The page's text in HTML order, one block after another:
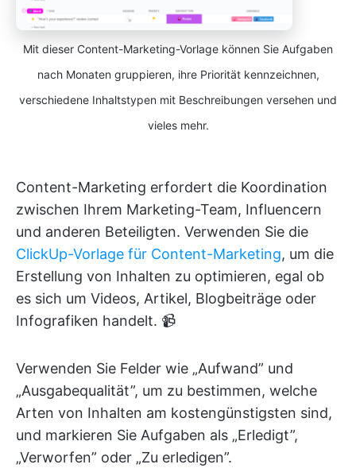
Mit dieser Content-Marketing-Vorlage können Sie Aufgaben
nach Monaten gruppieren, ihre Priorität kennzeichnen,
verschiedene Inhaltstypen mit Beschreibungen versehen und
vieles mehr.
Content-Marketing erfordert die Koordination
zwischen Ihrem Marketing-Team, Influencern
und anderen Beteiligten. Verwenden Sie die
ClickUp-Vorlage für Content-Marketing, um die
Erstellung von Inhalten zu optimieren, egal ob
es sich um Videos, Artikel, Blogbeiträge oder
Infografiken handelt. 📹
Verwenden Sie Felder wie „Aufwand” und
„Ausgabequalität”, um zu bestimmen, welche
Arten von Inhalten am kostengünstigsten sind,
und markieren Sie Aufgaben als „Erledigt”,
„Verworfen” oder „Zu erledigen”.